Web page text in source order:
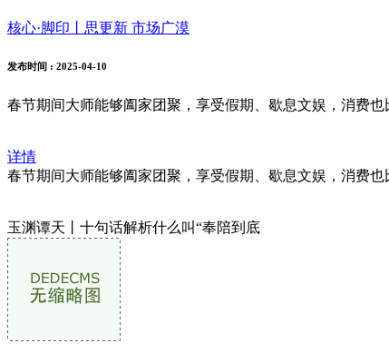
核心·脚印丨思更新 市场广漠
发布时间 : 2025-04-10
春节期间大师能够阖家团聚，享受假期、歇息文娱，消费
详情
春节期间大师能够阖家团聚，享受假期、歇息文娱，消费
玉渊谭天丨十句话解析什么叫“奉陪到底